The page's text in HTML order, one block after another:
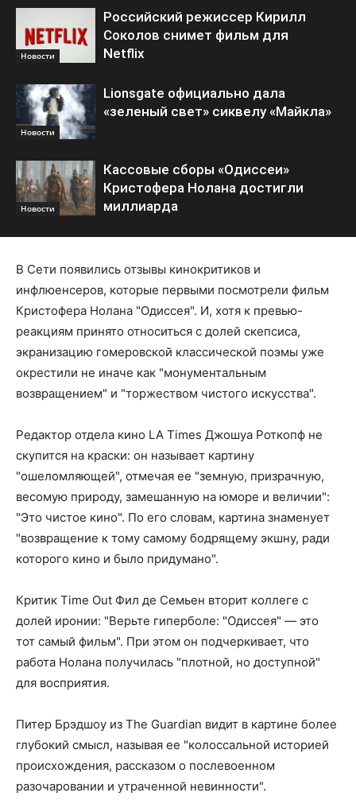
Новости
Российский режиссер Кирилл
Соколов снимет фильм для
Netflix
Новости
Lionsgate официально дала
«зеленый свет» сиквелу «Майкла»
Новости
Кассовые сборы «Одиссеи»
Кристофера Нолана достигли
миллиарда
В Сети появились отзывы кинокритиков и
инфлюенсеров, которые первыми посмотрели фильм
Кристофера Нолана "Одиссея". И, хотя к превью-
реакциям принято относиться с долей скепсиса,
экранизацию гомеровской классической поэмы уже
окрестили не иначе как "монументальным
возвращением" и "торжеством чистого искусства".
Редактор отдела кино LA Times Джошуа Роткопф не
скупится на краски: он называет картину
"ошеломляющей", отмечая ее "земную, призрачную,
весомую природу, замешанную на юморе и величии":
"Это чистое кино". По его словам, картина знаменует
"возвращение к тому самому бодрящему экшну, ради
которого кино и было придумано".
Критик Time Out Фил де Семьен вторит коллеге с
долей иронии: "Верьте гиперболе: "Одиссея" — это
тот самый фильм". При этом он подчеркивает, что
работа Нолана получилась "плотной, но доступной"
для восприятия.
Питер Брэдшоу из The Guardian видит в картине более
глубокий смысл, называя ее "колоссальной историей
происхождения, рассказом о послевоенном
разочаровании и утраченной невинности".